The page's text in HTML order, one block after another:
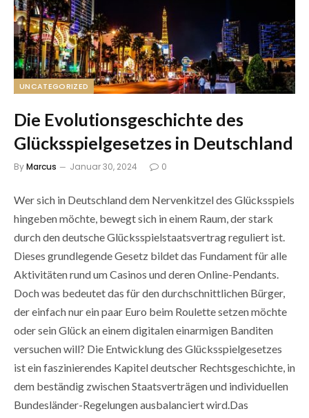
UNCATEGORIZED
Die Evolutionsgeschichte des
Glücksspielgesetzes in Deutschland
ByMarcus Januar 30, 2024 0
Wer sich in Deutschland dem Nervenkitzel des Glücksspiels
hingeben möchte, bewegt sich in einem Raum, der stark
durch den deutsche Glücksspielstaatsvertrag reguliert ist.
Dieses grundlegende Gesetz bildet das Fundament für alle
Aktivitäten rund um Casinos und deren Online-Pendants.
Doch was bedeutet das für den durchschnittlichen Bürger,
der einfach nur ein paar Euro beim Roulette setzen möchte
oder sein Glück an einem digitalen einarmigen Banditen
versuchen will? Die Entwicklung des Glücksspielgesetzes
ist ein faszinierendes Kapitel deutscher Rechtsgeschichte, in
dem beständig zwischen Staatsverträgen und individuellen
Bundesländer-Regelungen ausbalanciert wird.Das